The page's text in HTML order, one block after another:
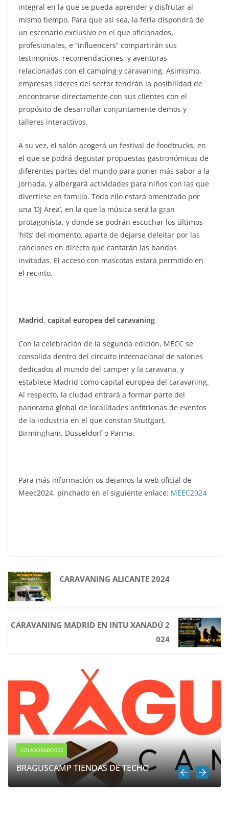
integral en la que se pueda aprender y disfrutar al
mismo tiempo. Para que así sea, la feria dispondrá de
un escenario exclusivo en el que aficionados,
profesionales, e “influencers” compartirán sus
testimonios, recomendaciones, y aventuras
relacionadas con el camping y caravaning. Asimismo,
empresas líderes del sector tendrán la posibilidad de
encontrarse directamente con sus clientes con el
propósito de desarrollar conjuntamente demos y
talleres interactivos.
A su vez, el salón acogerá un festival de foodtrucks, en
el que se podrá degustar propuestas gastronómicas de
diferentes partes del mundo para poner más sabor a la
jornada, y albergará actividades para niños con las que
divertirse en familia. Todo ello estará amenizado por
una ‘DJ Area’, en la que la música será la gran
protagonista, y donde se podrán escuchar los últimos
‘hits’ del momento, aparte de dejarse deleitar por las
canciones en directo que cantarán las bandas
invitadas. El acceso con mascotas estará permitido en
el recinto.
Madrid, capital europea del caravaning
Con la celebración de la segunda edición, MECC se
consolida dentro del circuito internacional de salones
dedicados al mundo del camper y la caravana, y
establece Madrid como capital europea del caravaning.
Al respecto, la ciudad entrará a formar parte del
panorama global de localidades anfitrionas de eventos
de la industria en el que constan Stuttgart,
Birmingham, Düsseldorf o Parma.
Para más información os dejamos la web oficial de
Meec2024, pinchado en el siguiente enlace: MEEC2024
CARAVANING ALICANTE 2024
CARAVANING MADRID EN INTU XANADÚ 2
024
TIENDAS DE TECHO